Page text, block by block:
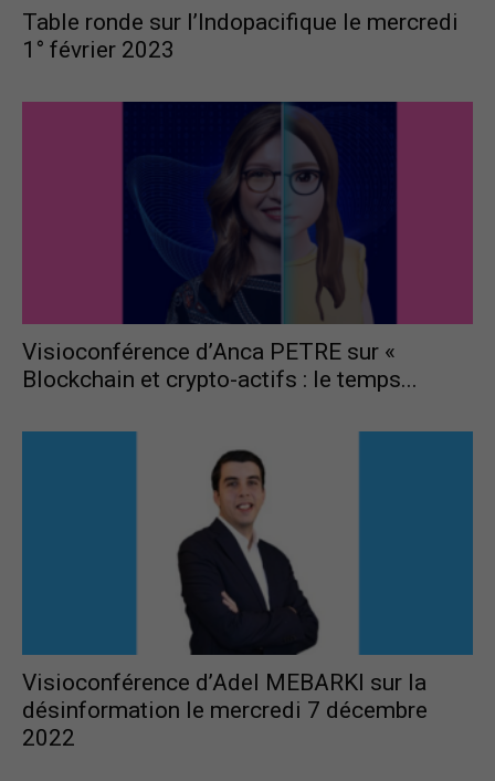
Table ronde sur l’Indopacifique le mercredi
1° février 2023
Visioconférence d’Anca PETRE sur «
Blockchain et crypto-actifs : le temps...
Visioconférence d’Adel MEBARKI sur la
désinformation le mercredi 7 décembre
2022